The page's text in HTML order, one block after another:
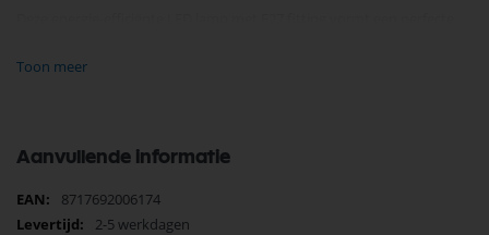
stilistisch design
gezellig interieur wilt creëren, de
sfeervolle verlichting deze lamp biedt, zodat je je ruimte kunt
transformeren in een aangename omgeving.
Toon meer
Aanvullende informatie
Meer
informatie
8717692006174
2-5 werkdagen